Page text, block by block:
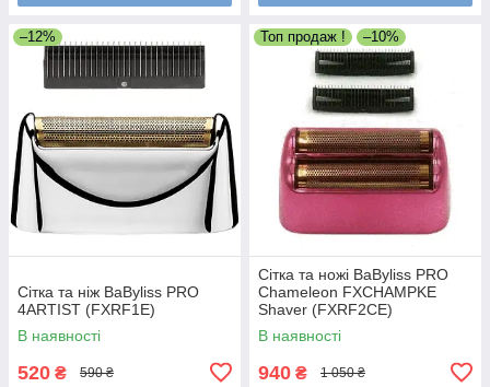
–12%
Сітка та ніж BaByliss PRO
4ARTIST (FXRF1E)
В наявності
520 ₴ 590 ₴
Топ продаж ! –10%
Сітка та ножі BaByliss PRO
Chameleon FXCHAMPKE
Shaver (FXRF2CE)
В наявності
940 ₴ 1 050 ₴